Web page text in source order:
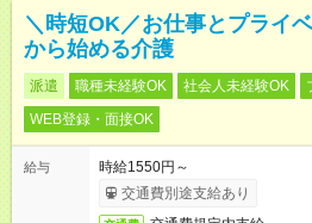
＼時短OK／お仕事とプライ
から始める介護
派遣 職種未経験OK 社会人未経験OK
WEB登録・面接OK
給与
時給1550円～
交通費別途支給あり